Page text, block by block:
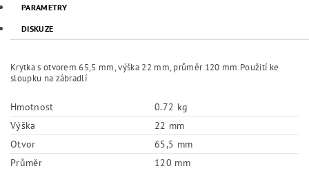
PARAMETRY
DISKUZE
Krytka s otvorem 65,5 mm, výška 22 mm, průměr 120 mm.Použití ke
sloupku na zábradlí
Hmotnost
0.72 kg
Výška
22 mm
Otvor
65,5 mm
Průměr
120 mm